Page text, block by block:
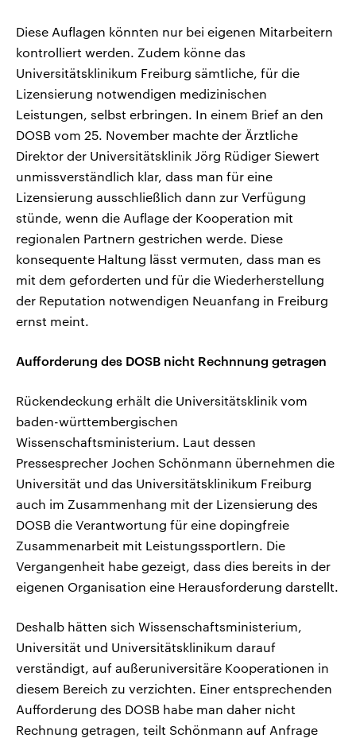
Diese Auflagen könnten nur bei eigenen Mitarbeitern
kontrolliert werden. Zudem könne das
Universitätsklinikum Freiburg sämtliche, für die
Lizensierung notwendigen medizinischen
Leistungen, selbst erbringen. In einem Brief an den
DOSB vom 25. November machte der Ärztliche
Direktor der Universitätsklinik Jörg Rüdiger Siewert
unmissverständlich klar, dass man für eine
Lizensierung ausschließlich dann zur Verfügung
stünde, wenn die Auflage der Kooperation mit
regionalen Partnern gestrichen werde. Diese
konsequente Haltung lässt vermuten, dass man es
mit dem geforderten und für die Wiederherstellung
der Reputation notwendigen Neuanfang in Freiburg
ernst meint.
Aufforderung des DOSB nicht Rechnnung getragen
Rückendeckung erhält die Universitätsklinik vom
baden-württembergischen
Wissenschaftsministerium. Laut dessen
Pressesprecher Jochen Schönmann übernehmen die
Universität und das Universitätsklinikum Freiburg
auch im Zusammenhang mit der Lizensierung des
DOSB die Verantwortung für eine dopingfreie
Zusammenarbeit mit Leistungssportlern. Die
Vergangenheit habe gezeigt, dass dies bereits in der
eigenen Organisation eine Herausforderung darstellt.
Deshalb hätten sich Wissenschaftsministerium,
Universität und Universitätsklinikum darauf
verständigt, auf außeruniversitäre Kooperationen in
diesem Bereich zu verzichten. Einer entsprechenden
Aufforderung des DOSB habe man daher nicht
Rechnung getragen, teilt Schönmann auf Anfrage